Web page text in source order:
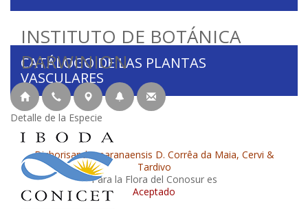
INSTITUTO DE BOTÁNICA
DARWINION
CATÁLOGO DE LAS PLANTAS
VASCULARES
Detalle de la Especie
Dichorisandra paranaensis D. Corrêa da Maia, Cervi &
Tardivo
Para la Flora del Conosur es
Aceptado